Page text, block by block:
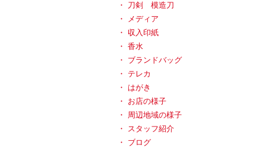
刀剣 模造刀
メディア
収入印紙
香水
ブランドバッグ
テレカ
はがき
お店の様子
周辺地域の様子
スタッフ紹介
ブログ